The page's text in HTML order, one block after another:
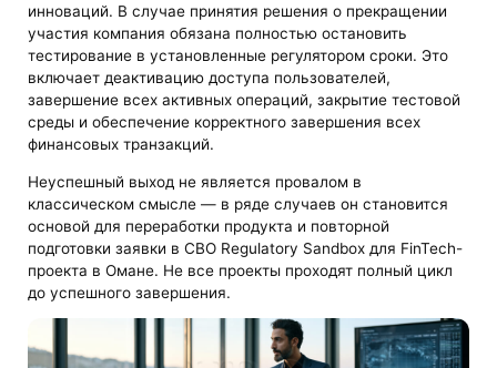
инноваций. В случае принятия решения о прекращении
участия компания обязана полностью остановить
тестирование в установленные регулятором сроки. Это
включает деактивацию доступа пользователей,
завершение всех активных операций, закрытие тестовой
среды и обеспечение корректного завершения всех
финансовых транзакций.
Неуспешный выход не является провалом в
классическом смысле — в ряде случаев он становится
основой для переработки продукта и повторной
подготовки заявки в CBO Regulatory Sandbox для FinTech-
проекта в Омане. Не все проекты проходят полный цикл
до успешного завершения.